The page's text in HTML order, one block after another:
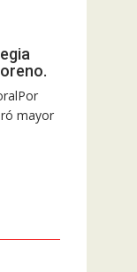
mayor